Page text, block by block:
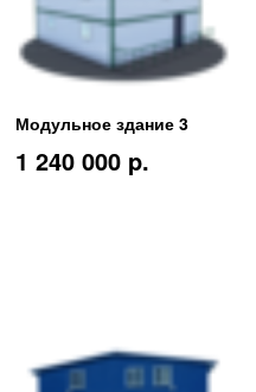
Модульное здание 3
1 240 000 p.